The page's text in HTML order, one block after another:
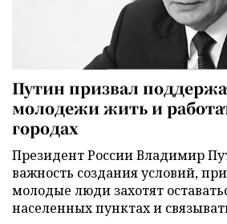
Путин призвал
молодежи жить и
городах
Президент России Владимир
важность создания условий,
молодые люди захотят
населенных пунктах и